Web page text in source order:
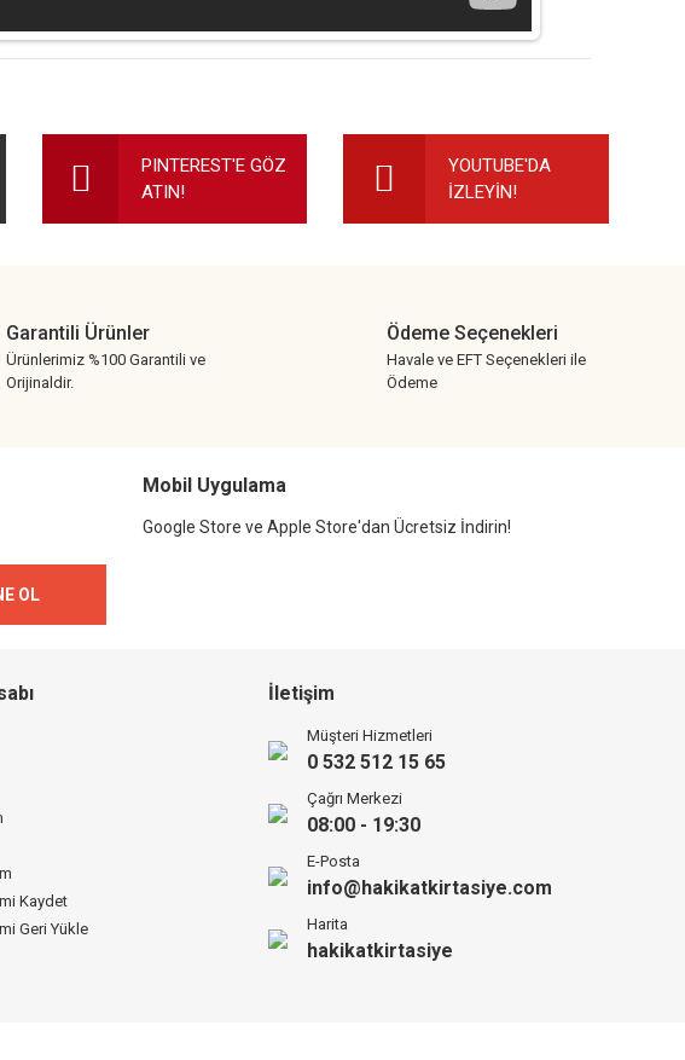
PINTEREST'E GÖZ
ATIN!
YOUTUBE'DA
İZLEYİN!
Garantili Ürünler
Ürünlerimiz %100 Garantili ve
Orijinaldir.
Ödeme Seçenekleri
Havale ve EFT Seçenekleri ile
Ödeme
OL
Mobil Uygulama
Google Store ve Apple Store'dan Ücretsiz İndirin!
Kaydet
Geri Yükle
İletişim
Müşteri Hizmetleri
0 532 512 15 65
Çağrı Merkezi
08:00 - 19:30
E-Posta
info@hakikatkirtasiye.com
Harita
hakikatkirtasiye